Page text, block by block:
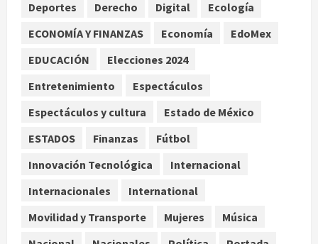
agosto 9, 2026
Palacio de los Deportes con su tour
‘Hades: The Sacrifice’
4
Sheinbaum defiende reestructura
de créditos del Infonavit y niega
agosto 9, 2026
Internacional
Colombia respalda soberanía de
Deportes
Derecho Digital
Ecología
ECONOMÍA Y FINANZAS
Economía
EdoMex
EDUCACIÓN
Elecciones 2024
Entretenimiento
Espectáculos
Espectáculos y cultura
Estado de México
ESTADOS
Finanzas
Fútbol
Innovación Tecnológica
Internacional
Internacionales
International
Movilidad y Transporte
Mujeres
Música